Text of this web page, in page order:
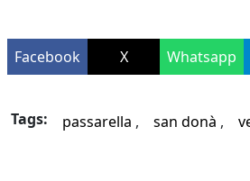
Facebook X Whatsapp
Tags: passarella san donà